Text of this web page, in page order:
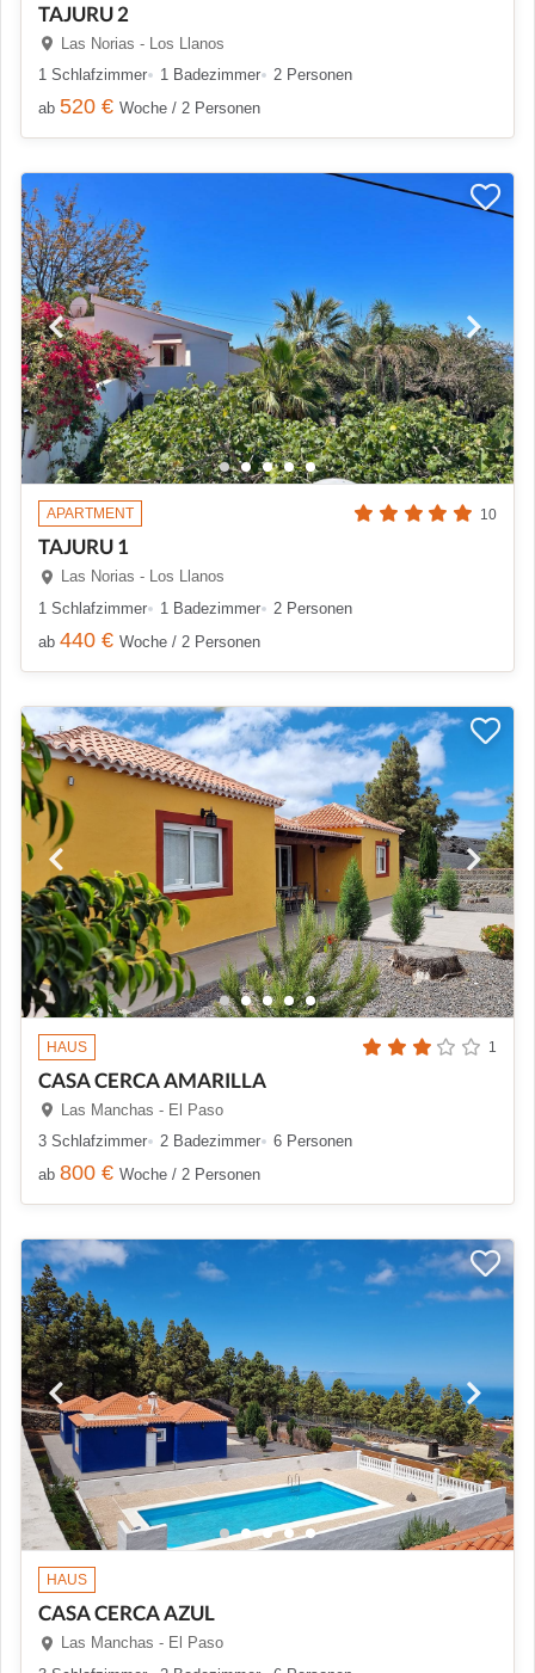
TAJURU 2
Las Norias - Los Llanos
1 Schlafzimmer
1 Badezimmer
2 Personen
ab 520 € Woche / 2 Personen
APARTMENT 10
TAJURU 1
Las Norias - Los Llanos
1 Schlafzimmer
1 Badezimmer
2 Personen
ab 440 € Woche / 2 Personen
HAUS 1
CASA CERCA AMARILLA
Las Manchas - El Paso
3 Schlafzimmer
2 Badezimmer
6 Personen
ab 800 € Woche / 2 Personen
HAUS
CASA CERCA AZUL
Las Manchas - El Paso